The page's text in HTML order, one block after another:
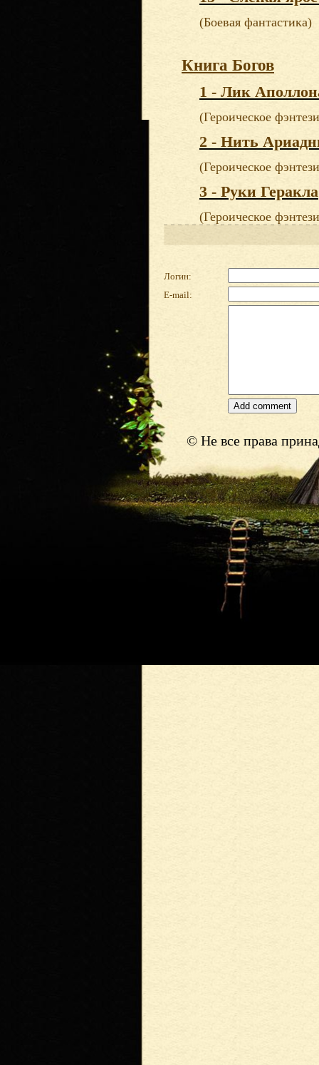
(Боевая фантастика)
Книга Богов
1 - Лик
(Героическое
2 - Нить
(Героическое
3 - Руки Геракла
(Героическое
Логин:
E-mail:
© Не все права